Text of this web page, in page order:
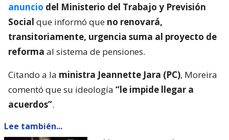
anuncio del Ministerio del Trabajo y Previsión
Social que informó que no renovará,
transitoriamente, urgencia suma al proyecto de
reforma al sistema de pensiones.
Citando a la ministra Jeannette Jara (PC), Moreira
comentó que su ideología “le impide llegar a
acuerdos”.
Lee también...